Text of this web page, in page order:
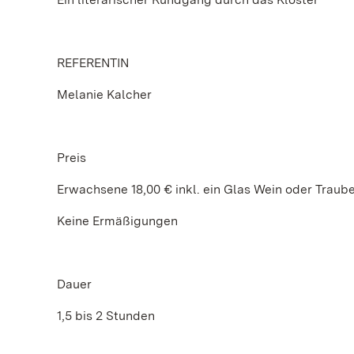
REFERENTIN
Melanie Kalcher
Preis
Erwachsene 18,00 € inkl. ein Glas Wein oder
Keine Ermäßigungen
Dauer
1,5 bis 2 Stunden